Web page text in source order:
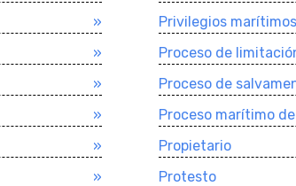
»
»
»
»
»
»
Privilegios marí­timos
Proceso de
Proceso de
Proceso marí­timo
Propietario
Protesto